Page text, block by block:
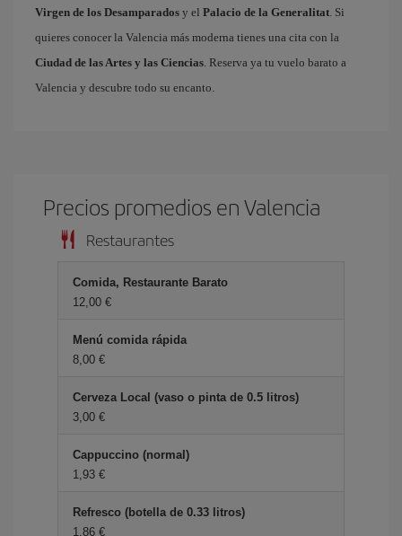
Virgen de los Desamparados y el Palacio de la Generalitat. Si
quieres conocer la Valencia más moderna tienes una cita con la
Ciudad de las Artes y las Ciencias. Reserva ya tu vuelo barato a
Valencia y descubre todo su encanto.
Precios promedios en Valencia
Restaurantes
Comida, Restaurante Barato
12,00 €
Menú comida rápida
8,00 €
Cerveza Local (vaso o pinta de 0.5 litros)
3,00 €
Cappuccino (normal)
1,93 €
Refresco (botella de 0.33 litros)
1,86 €